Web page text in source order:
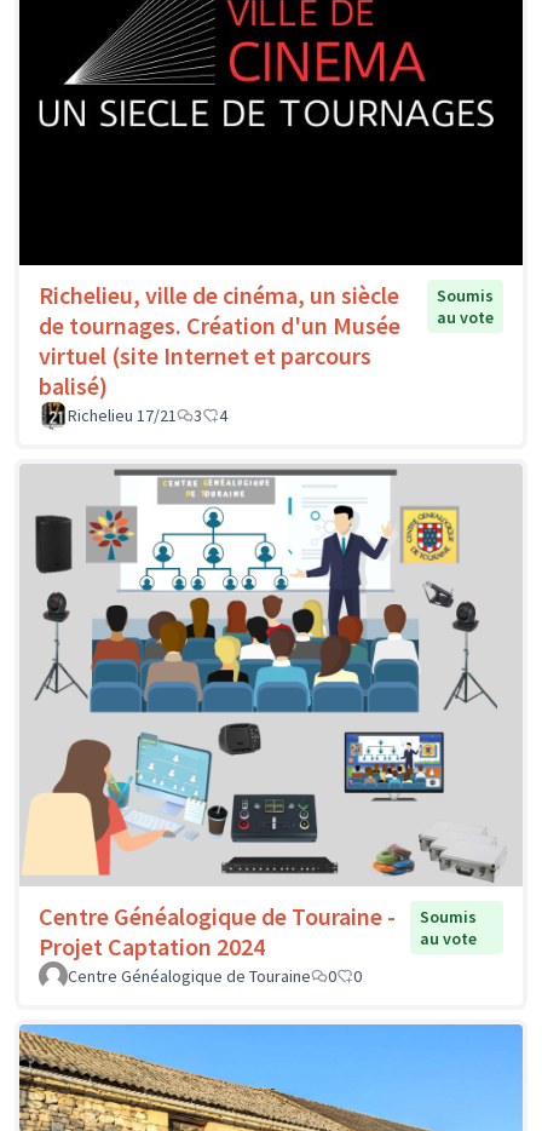
Richelieu, ville de cinéma, un siècle
de tournages. Création d'un Musée
virtuel (site Internet et parcours
balisé)
Soumis
au vote
Richelieu 17/21 3 4
Centre Généalogique de Touraine -
Projet Captation 2024
Soumis
au vote
Centre Généalogique de Touraine
0 0